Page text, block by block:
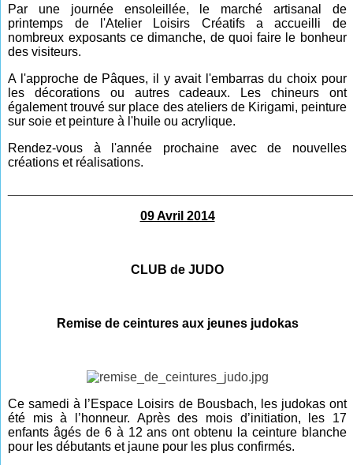
Par une journée ensoleillée, le marché artisanal de
printemps de l'Atelier Loisirs Créatifs a accueilli de
nombreux exposants ce dimanche, de quoi faire le bonheur
des visiteurs.
A l'approche de Pâques, il y avait l'embarras du choix pour
les décorations ou autres cadeaux. Les chineurs ont
également trouvé sur place des ateliers de Kirigami, peinture
sur soie et peinture à l'huile ou acrylique.
Rendez-vous à l'année prochaine avec de nouvelles
créations et réalisations.
09 Avril 2014
CLUB de JUDO
Remise de ceintures aux jeunes judokas
Ce samedi à l’Espace Loisirs de Bousbach, les judokas ont
été mis à l’honneur. Après des mois d’initiation, les 17
enfants âgés de 6 à 12 ans ont obtenu la ceinture blanche
pour les débutants et jaune pour les plus confirmés.